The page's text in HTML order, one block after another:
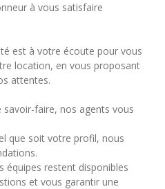
à vous satisfaire
est à votre écoute pour vous
location, en vous proposant
attentes.
savoir-faire, nos agents vous
que soit votre profil, nous
équipes restent disponibles
et vous garantir une